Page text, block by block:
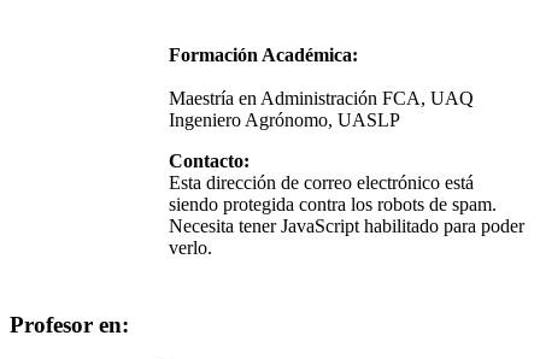
Formación Académica:
Maestría en Administración FCA, UAQ
Ingeniero Agrónomo, UASLP
Contacto:
Esta dirección de correo electrónico está
siendo protegida contra los robots de spam.
Necesita tener JavaScript habilitado para poder
verlo.
Profesor en: